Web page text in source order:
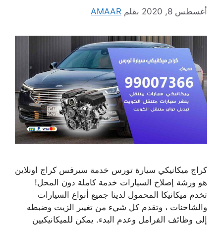
أغسطس 8, 2020 بقلم AMAAR
كراج ميكانيكي سيارة تورس خدمة سيرفس كراج اونلاين
هو ورشة إصلاح السيارات خدمة كاملة دون المحل!
تخدم ميكانيكا المحمول لدينا جميع أنواع السيارات
والشاحنات ، وتقدم كل شيء من تغيير الزيت وضبطه
إلى وظائف الفرامل وعدم البدء. يمكن للميكانيكيين